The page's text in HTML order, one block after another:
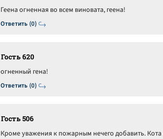
Ответить (0)
Геена огненная во всем виновата, геена!
Гость 620
Ответить (0)
огненный гена!
Гость 506
Кроме уважения к пожарным нечего добавить.